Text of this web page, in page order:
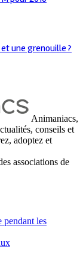
une grenouille ?
Animaniacs,
conseils et
adoptez et
associations de
pendant les